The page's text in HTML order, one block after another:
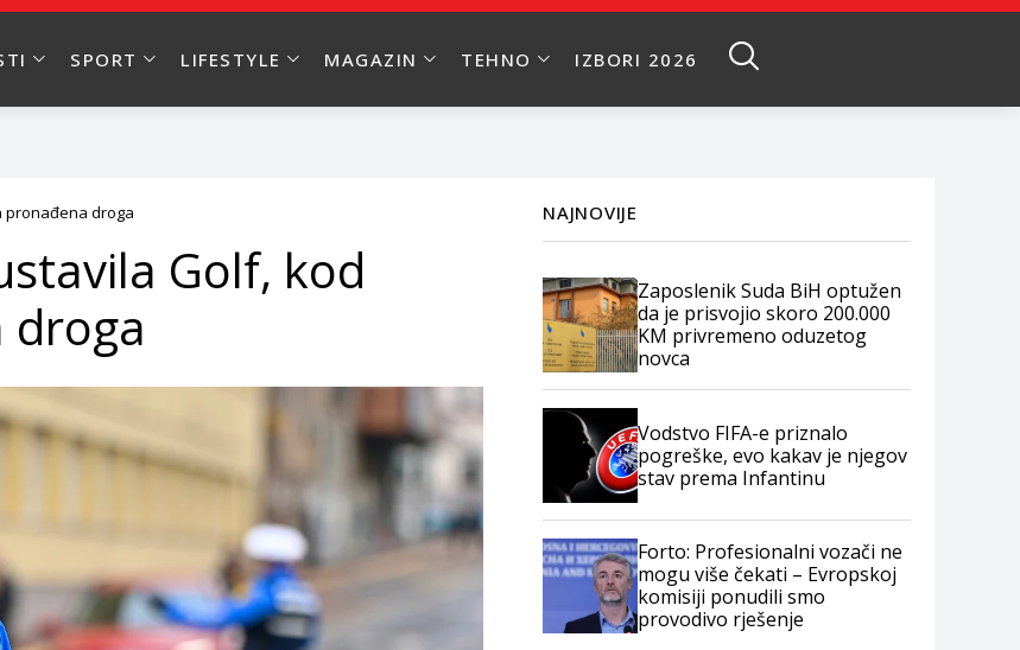
SPORT LIFESTYLE MAGAZIN TEHNO IZBORI 2026
pronađena droga
Golf, kod
NAJNOVIJE
Zaposlenik Suda BiH optužen
da je prisvojio skoro 200.000
KM privremeno oduzetog
novca
Vodstvo FIFA-e priznalo
pogreške, evo kakav je njegov
stav prema Infantinu
Forto: Profesionalni vozači ne
mogu više čekati – Evropskoj
komisiji ponudili smo
provodivo rješenje